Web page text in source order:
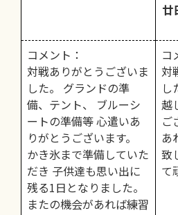
廿
コメント：
対戦ありがとうございま
した。 グランドの準
備、テント、 ブルーシ
ートの準備等 心遣いあ
りがとうございます。
かき氷まで準備していた
だき 子供達も思い出に
残る1日となりました。
またの機会があれば練習
コ
対
し
越
ご
あ
致
て